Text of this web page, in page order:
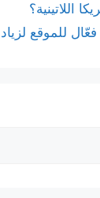
اللاتينية؟
للموقع